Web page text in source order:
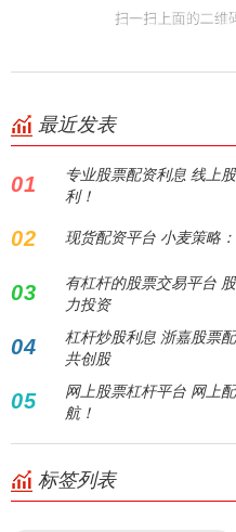
最近发表
01
专业股票配资利息 线上
利！
02 现货配资平台 小麦策略
03
有杠杆的股票交易平台
力投资
04
杠杆炒股利息 浙嘉股票
共创股
05
网上股票杠杆平台 网上
航！
标签列表